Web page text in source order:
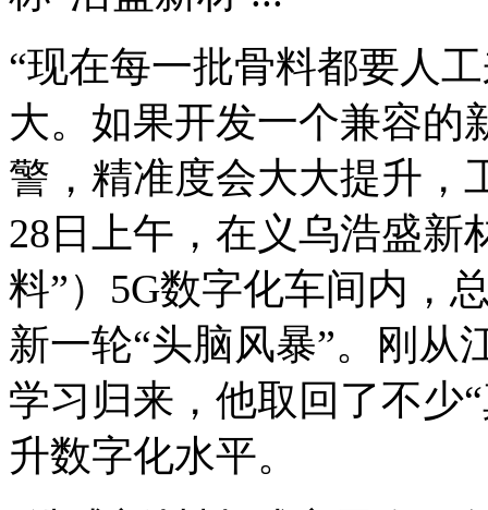
“现在每一批骨料都要人
大。如果开发一个兼容的
警，精准度会大大提升
28日上午，在义乌浩盛新
料”）5G数字化车间内，
新一轮“头脑风暴”。刚从
学习归来，他取回了不少
升数字化水平。